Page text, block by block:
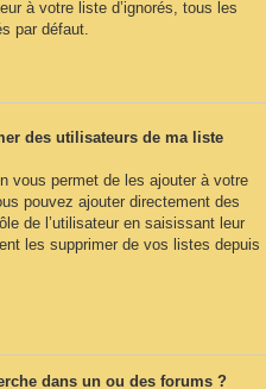
à votre liste d’ignorés, tous les
par défaut.
des utilisateurs de ma liste
vous permet de les ajouter à votre
pouvez ajouter directement des
de l’utilisateur en saisissant leur
les supprimer de vos listes depuis
dans un ou des forums ?